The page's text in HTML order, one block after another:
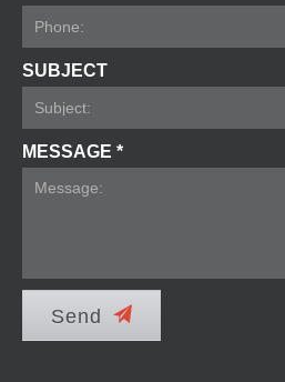
SUBJECT
MESSAGE *
Send